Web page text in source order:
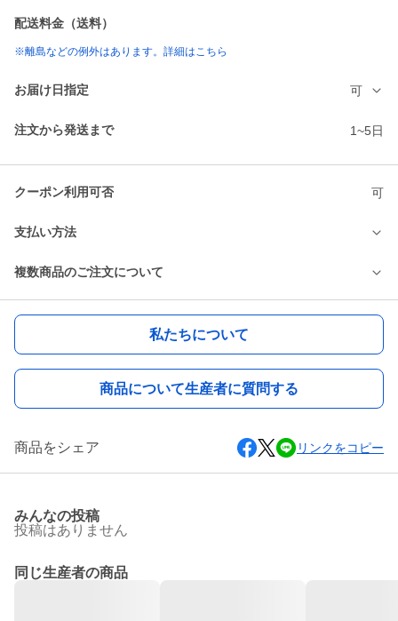
配送料金（送料）
※離島などの例外はあります。詳細はこちら
お届け日指定 可
注文から発送まで 1~5日
クーポン利用可否 可
支払い方法
複数商品のご注文について
私たちについて
商品について生産者に質問する
商品をシェア リンクをコピー
みんなの投稿
投稿はありません
同じ生産者の商品